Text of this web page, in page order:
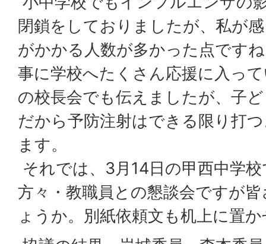
閉鎖をしておりましたが、私が
がかかる人数が多かった点です
事に学校へたくさん応援に入っ
の校長会でも伝えましたが、子
だから予防注射はできる限り打
ます。
それでは、3月14日の甲西中学
方々・教職員との懇談会ですが
ょうか。別紙依頼文も机上に置